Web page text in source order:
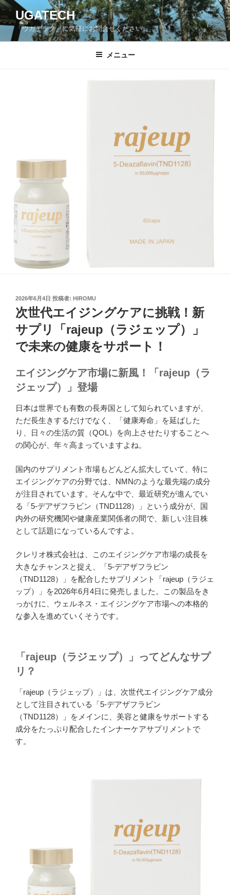
コ
ン
ン
UGATECH
「ウガテック」に気軽にお問合せください。
メニュー
投
稿
日:
2026年6月4日 投稿者: HIROMU
次世代エイジングケアに挑戦！新
サプリ「rajeup（ラジェップ）」
で未来の健康をサポート！
エイジングケア市場に新風！「rajeup（ラ
ジェップ）」登場
日本は世界でも有数の長寿国として知られていますが、
ただ長生きするだけでなく、「健康寿命」を延ばした
り、日々の生活の質（QOL）を向上させたりすることへ
の関心が、年々高まっていますよね。
国内のサプリメント市場もどんどん拡大していて、特に
エイジングケアの分野では、NMNのような最先端の成分
が注目されています。そんな中で、最近研究が進んでい
る「5-デアザフラビン（TND1128）」という成分が、国
内外の研究機関や健康産業関係者の間で、新しい注目株
として話題になっているんですよ。
クレリオ株式会社は、このエイジングケア市場の成長を
大きなチャンスと捉え、「5-デアザフラビン
（TND1128）」を配合したサプリメント「rajeup（ラジェ
ップ）」を2026年6月4日に発売しました。この製品をき
っかけに、ウェルネス・エイジングケア市場への本格的
な参入を進めていくそうです。
「rajeup（ラジェップ）」ってどんなサプ
リ？
「rajeup（ラジェップ）」は、次世代エイジングケア成分
として注目されている「5-デアザフラビン
（TND1128）」をメインに、美容と健康をサポートする
成分をたっぷり配合したインナーケアサプリメントで
す。